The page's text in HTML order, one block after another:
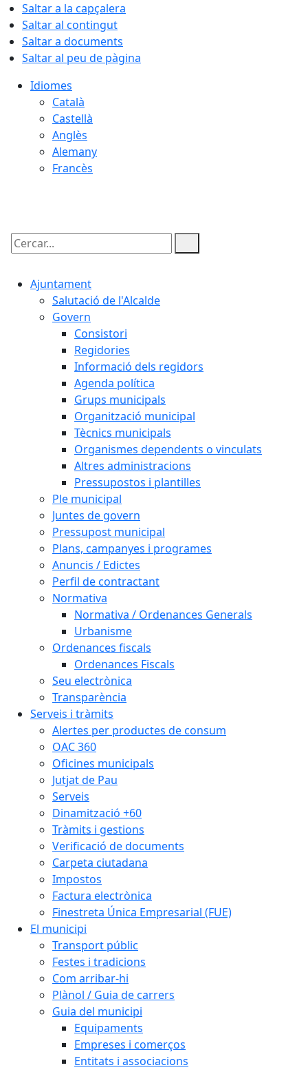
Saltar a la capçalera
Saltar al contingut
Saltar a documents
Saltar al peu de pàgina
Idiomes
Català
Castellà
Anglès
Alemany
Francès
Cercar:
Ajuntament
Salutació de l'Alcalde
Govern
Consistori
Regidories
Informació dels regidors
Agenda política
Grups municipals
Organització municipal
Tècnics municipals
Organismes dependents o vinculats
Altres administracions
Pressupostos i plantilles
Ple municipal
Juntes de govern
Pressupost municipal
Plans, campanyes i programes
Anuncis / Edictes
Perfil de contractant
Normativa
Normativa / Ordenances Generals
Urbanisme
Ordenances fiscals
Ordenances Fiscals
Seu electrònica
Transparència
Serveis i tràmits
Alertes per productes de consum
OAC 360
Oficines municipals
Jutjat de Pau
Serveis
Dinamització +60
Tràmits i gestions
Verificació de documents
Carpeta ciutadana
Impostos
Factura electrònica
Finestreta Única Empresarial (FUE)
El municipi
Transport públic
Festes i tradicions
Com arribar-hi
Plànol / Guia de carrers
Guia del municipi
Equipaments
Empreses i comerços
Entitats i associacions